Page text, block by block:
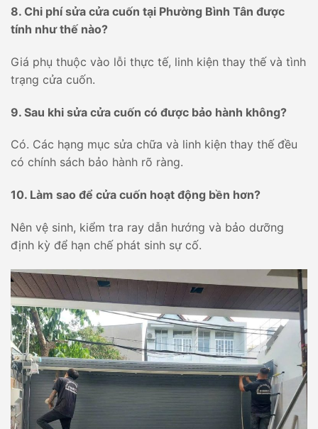
8. Chi phí sửa cửa cuốn tại Phường Bình Tân được
tính như thế nào?
Giá phụ thuộc vào lỗi thực tế, linh kiện thay thế và tình
trạng cửa cuốn.
9. Sau khi sửa cửa cuốn có được bảo hành không?
Có. Các hạng mục sửa chữa và linh kiện thay thế đều
có chính sách bảo hành rõ ràng.
10. Làm sao để cửa cuốn hoạt động bền hơn?
Nên vệ sinh, kiểm tra ray dẫn hướng và bảo dưỡng
định kỳ để hạn chế phát sinh sự cố.